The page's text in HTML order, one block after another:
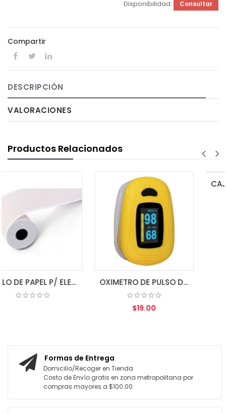
Disponibilidad: Consultar
Compartir
DESCRIPCIÓN
VALORACIONES
Productos Relacionados
ROLLO DE PAPEL P/ ELECTROCARDIOGRAFO 80MM X 20MM 3 CH OXIMETRO DE PULSO DE DEDO A3 IPX1 ZONDAN
Formas de Entrega
Domicilio/Recoger en Tienda
Costo de Envío gratis en zona metropolitana por
compras mayores a $100.00